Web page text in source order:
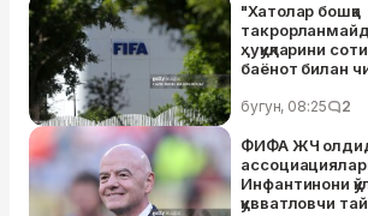
"Хатолар бошқа
ҳуқуқларини
баёнот билан
бугун, 08:25 2
ФИФА ЖЧ
Инфантинони
қувватловчи